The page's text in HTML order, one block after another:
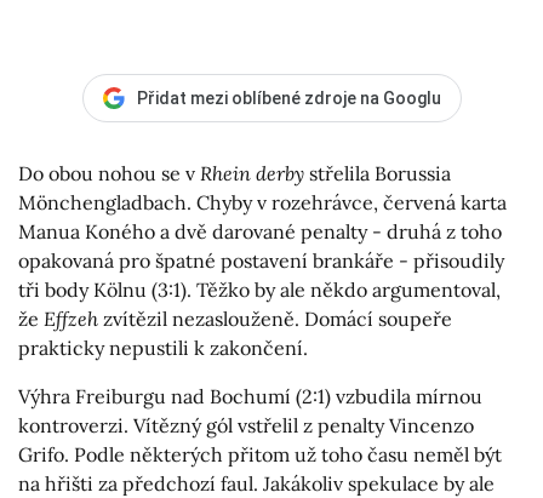
Přidat mezi oblíbené zdroje na Googlu
Do obou nohou se v Rhein derby střelila Borussia
Mönchengladbach. Chyby v rozehrávce, červená karta
Manua Koného a dvě darované penalty - druhá z toho
opakovaná pro špatné postavení brankáře - přisoudily
tři body Kölnu (3:1). Těžko by ale někdo argumentoval,
že Effzeh zvítězil nezaslouženě. Domácí soupeře
prakticky nepustili k zakončení.
Výhra Freiburgu nad Bochumí (2:1) vzbudila mírnou
kontroverzi. Vítězný gól vstřelil z penalty Vincenzo
Grifo. Podle některých přitom už toho času neměl být
na hřišti za předchozí faul. Jakákoliv spekulace by ale